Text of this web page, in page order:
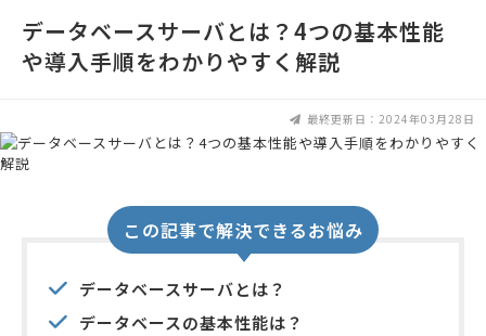
データベースサーバとは？4つの基本性能
や導入手順をわかりやすく解説
最終更新日：2024年03月28日
この記事で解決できるお悩み
データベースサーバとは？
データベースの基本性能は？